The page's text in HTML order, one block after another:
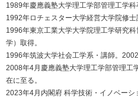
1989年慶應義塾大学理工学部管理工学科
1992年ロチェスター大学経営大学院修士
1996年東京工業大学大学院理工学研究
学）取得。
1996年筑波大学社会工学系・講師。2002
2008年4月慶應義塾大学理工学部管理工
在に至る。
2023年4月内閣府 科学技術・イノベー